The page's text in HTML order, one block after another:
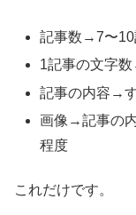
記事数→7〜10
1記事の文字
記事の内容→
画像→記事の
程度
これだけです。